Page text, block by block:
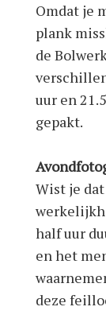
Omdat je
plank
de
uur en
gepakt.
Wist je
half uur
en het
deze